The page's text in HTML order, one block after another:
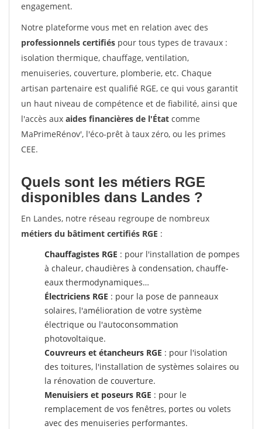
engagement.
Notre plateforme vous met en relation avec des
professionnels certifiés pour tous types de travaux :
isolation thermique, chauffage, ventilation,
menuiseries, couverture, plomberie, etc. Chaque
artisan partenaire est qualifié RGE, ce qui vous garantit
un haut niveau de compétence et de fiabilité, ainsi que
l'accès aux aides financières de l'État comme
MaPrimeRénov', l'éco-prêt à taux zéro, ou les primes
CEE.
Quels sont les métiers RGE
disponibles dans Landes ?
En Landes, notre réseau regroupe de nombreux
métiers du bâtiment certifiés RGE :
Chauffagistes RGE : pour l'installation de pompes
à chaleur, chaudières à condensation, chauffe-
eaux thermodynamiques…
Électriciens RGE : pour la pose de panneaux
solaires, l'amélioration de votre système
électrique ou l'autoconsommation
photovoltaïque.
Couvreurs et étancheurs RGE : pour l'isolation
des toitures, l'installation de systèmes solaires ou
la rénovation de couverture.
Menuisiers et poseurs RGE : pour le
remplacement de vos fenêtres, portes ou volets
avec des menuiseries performantes.